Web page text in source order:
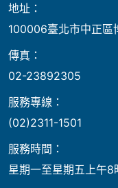
地址：
100006臺北市中正區
傳真：
02-23892305
服務專線：
(02)2311-1501
服務時間：
星期一至星期五上午8